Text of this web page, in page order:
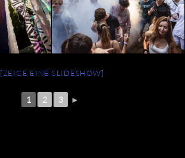
[ZEIGE EINE SLIDESHOW]
1 2 3 ►